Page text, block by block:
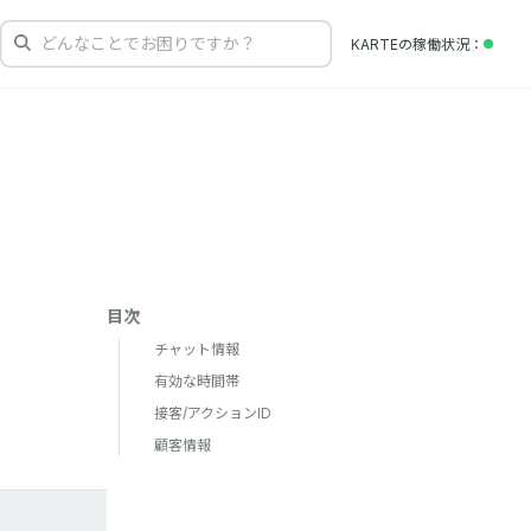
どんなことでお困りですか？ KARTEの稼働状況
目次
チャット情報
有効な時間帯
接客/アクションID
顧客情報